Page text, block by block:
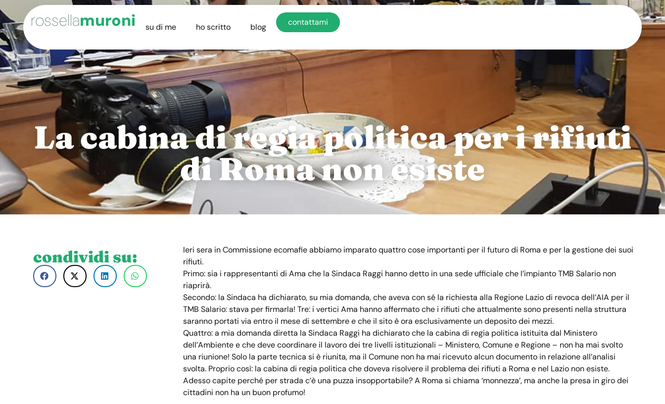
rossellamuroni su di me ho scritto blog contattami
La cabina di regia politica per i rifiuti
di Roma non esiste
condividi su:
Ieri sera in Commissione ecomafie abbiamo imparato quattro cose importanti per il futuro di Roma e per la gestione dei suoi
rifiuti.
Primo: sia i rappresentanti di Ama che la Sindaca Raggi hanno detto in una sede ufficiale che l’impianto TMB Salario non
riaprirà.
Secondo: la Sindaca ha dichiarato, su mia domanda, che aveva con sé la richiesta alla Regione Lazio di revoca dell’AIA per il
TMB Salario: stava per firmarla! Tre: i vertici Ama hanno affermato che i rifiuti che attualmente sono presenti nella struttura
saranno portati via entro il mese di settembre e che il sito è ora esclusivamente un deposito dei mezzi.
Quattro: a mia domanda diretta la Sindaca Raggi ha dichiarato che la cabina di regia politica istituita dal Ministero
dell’Ambiente e che deve coordinare il lavoro dei tre livelli istituzionali – Ministero, Comune e Regione – non ha mai svolto
una riunione! Solo la parte tecnica si è riunita, ma il Comune non ha mai ricevuto alcun documento in relazione all’analisi
svolta. Proprio così: la cabina di regia politica che doveva risolvere il problema dei rifiuti a Roma e nel Lazio non esiste.
Adesso capite perché per strada c’è una puzza insopportabile? A Roma si chiama ‘monnezza’, ma anche la presa in giro dei
cittadini non ha un buon profumo!